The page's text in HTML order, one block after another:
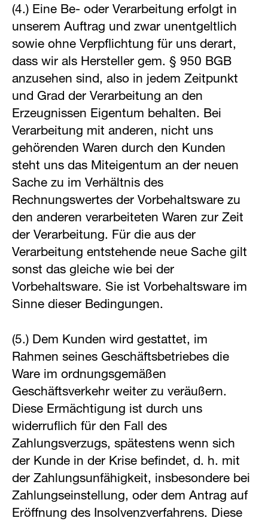
(4.) Eine Be- oder Verarbeitung erfolgt in
unserem Auftrag und zwar unentgeltlich
sowie ohne Verpflichtung für uns derart,
dass wir als Hersteller gem. § 950 BGB
anzusehen sind, also in jedem Zeitpunkt
und Grad der Verarbeitung an den
Erzeugnissen Eigentum behalten. Bei
Verarbeitung mit anderen, nicht uns
gehörenden Waren durch den Kunden
steht uns das Miteigentum an der neuen
Sache zu im Verhältnis des
Rechnungswertes der Vorbehaltsware zu
den anderen verarbeiteten Waren zur Zeit
der Verarbeitung. Für die aus der
Verarbeitung entstehende neue Sache gilt
sonst das gleiche wie bei der
Vorbehaltsware. Sie ist Vorbehaltsware im
Sinne dieser Bedingungen.
(5.) Dem Kunden wird gestattet, im
Rahmen seines Geschäftsbetriebes die
Ware im ordnungsgemäßen
Geschäftsverkehr weiter zu veräußern.
Diese Ermächtigung ist durch uns
widerruflich für den Fall des
Zahlungsverzugs, spätestens wenn sich
der Kunde in der Krise befindet, d. h. mit
der Zahlungsunfähigkeit, insbesondere bei
Zahlungseinstellung, oder dem Antrag auf
Eröffnung des Insolvenzverfahrens. Diese